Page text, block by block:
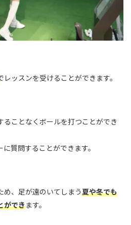
レッスンを受けることができます。
ことなくボールを打つことができ
質問することができます。
め、足が遠のいてしまう夏や冬でも
ができます。